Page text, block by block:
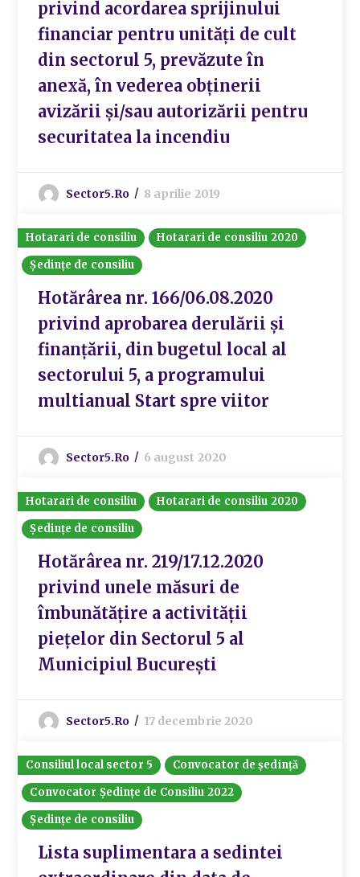
privind acordarea sprijinului
financiar pentru unități de cult
din sectorul 5, prevăzute în
anexă, în vederea obținerii
avizării și/sau autorizării pentru
securitatea la incendiu
Sector5.ro 8 aprilie 2019
Hotarari de consiliu
Hotarari de consiliu 2020
Ședințe de consiliu
Hotărârea nr. 166/06.08.2020
privind aprobarea derulării și
finanțării, din bugetul local al
sectorului 5, a programului
multianual Start spre viitor
Sector5.ro 6 august 2020
Hotarari de consiliu
Hotarari de consiliu 2020
Ședințe de consiliu
Hotărârea nr. 219/17.12.2020
privind unele măsuri de
îmbunătățire a activității
piețelor din Sectorul 5 al
Municipiul București
Sector5.ro 17 decembrie 2020
Consiliul local sector 5
Convocator de ședință
Convocator Ședințe de Consiliu 2022
Ședințe de consiliu
Lista suplimentara a sedintei